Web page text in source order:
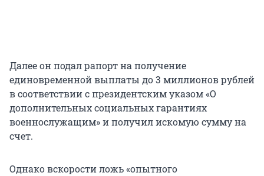
Далее он подал рапорт на получение
единовременной выплаты до 3 миллионов рублей
в соответствии с президентским указом «О
дополнительных социальных гарантиях
военнослужащим» и получил искомую сумму на
счет.
Однако вскорости ложь «опытного